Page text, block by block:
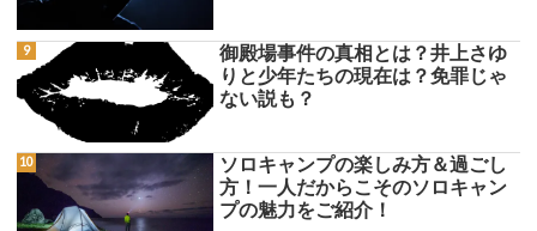
御殿場事件の真相とは？井上さゆ
りと少年たちの現在は？免罪じゃ
ない説も？
ソロキャンプの楽しみ方＆過ごし
方！一人だからこそのソロキャン
プの魅力をご紹介！